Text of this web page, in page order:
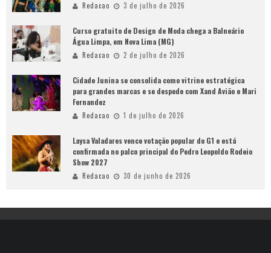
Redacao 3 de julho de 2026
Curso gratuito de Design de Moda chega a Balneário
Água Limpa, em Nova Lima (MG)
Redacao 2 de julho de 2026
Cidade Junina se consolida como vitrine estratégica
para grandes marcas e se despede com Xand Avião e Mari
Fernandez
Redacao 1 de julho de 2026
Laysa Valadares vence votação popular do G1 e está
confirmada no palco principal do Pedro Leopoldo Rodeio
Show 2027
Redacao 30 de junho de 2026